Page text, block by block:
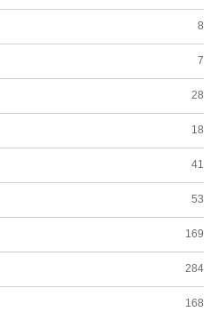
8
7
28
18
41
53
169
284
168